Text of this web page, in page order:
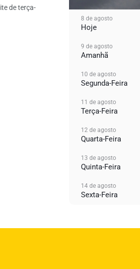
de terça-
8 de agosto
Hoje
9 de agosto
Amanhã
10 de agosto
Segunda-Feira
11 de agosto
Terça-Feira
12 de agosto
Quarta-Feira
13 de agosto
Quinta-Feira
14 de agosto
Sexta-Feira